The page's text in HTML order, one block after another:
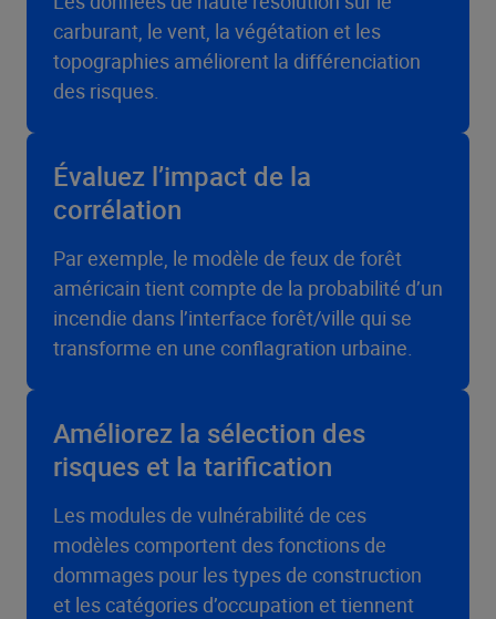
carburant, le vent, la végétation et les
topographies améliorent la différenciation
des risques.
Évaluez l’impact de la
corrélation
Par exemple, le modèle de feux de forêt
américain tient compte de la probabilité d’un
incendie dans l’interface forêt/ville qui se
transforme en une conflagration urbaine.
Améliorez la sélection des
risques et la tarification
Les modules de vulnérabilité de ces
modèles comportent des fonctions de
dommages pour les types de construction
et les catégories d’occupation et tiennent